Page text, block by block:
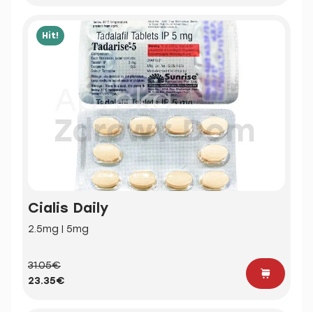
Hit!
Cialis Daily
2.5mg | 5mg
31.05€
23.35€